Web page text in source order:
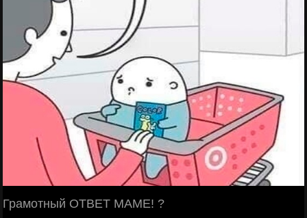
Грамотный ОТВЕТ МАМЕ! ?